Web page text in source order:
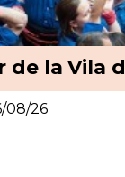
de la Vila
08/26